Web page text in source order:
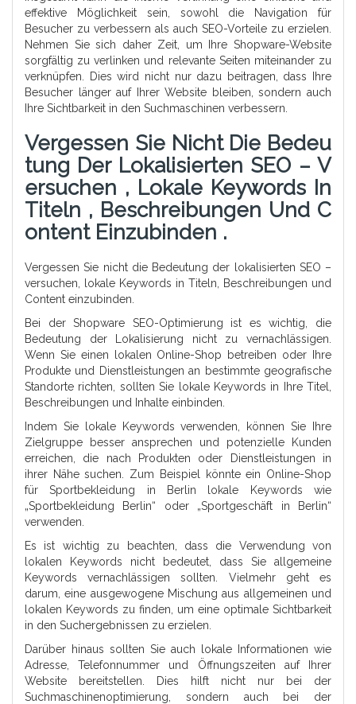
effektive Möglichkeit sein, sowohl die Navigation für
Besucher zu verbessern als auch SEO-Vorteile zu erzielen.
Nehmen Sie sich daher Zeit, um Ihre Shopware-Website
sorgfältig zu verlinken und relevante Seiten miteinander zu
verknüpfen. Dies wird nicht nur dazu beitragen, dass Ihre
Besucher länger auf Ihrer Website bleiben, sondern auch
Ihre Sichtbarkeit in den Suchmaschinen verbessern.
Vergessen Sie Nicht Die Bedeu
Tung Der Lokalisierten SEO – V
Ersuchen , Lokale Keywords In
Titeln , Beschreibungen Und C
Ontent Einzubinden .
Vergessen Sie nicht die Bedeutung der lokalisierten SEO –
versuchen, lokale Keywords in Titeln, Beschreibungen und
Content einzubinden.
Bei der Shopware SEO-Optimierung ist es wichtig, die
Bedeutung der Lokalisierung nicht zu vernachlässigen.
Wenn Sie einen lokalen Online-Shop betreiben oder Ihre
Produkte und Dienstleistungen an bestimmte geografische
Standorte richten, sollten Sie lokale Keywords in Ihre Titel,
Beschreibungen und Inhalte einbinden.
Indem Sie lokale Keywords verwenden, können Sie Ihre
Zielgruppe besser ansprechen und potenzielle Kunden
erreichen, die nach Produkten oder Dienstleistungen in
ihrer Nähe suchen. Zum Beispiel könnte ein Online-Shop
für Sportbekleidung in Berlin lokale Keywords wie
„Sportbekleidung Berlin“ oder „Sportgeschäft in Berlin“
verwenden.
Es ist wichtig zu beachten, dass die Verwendung von
lokalen Keywords nicht bedeutet, dass Sie allgemeine
Keywords vernachlässigen sollten. Vielmehr geht es
darum, eine ausgewogene Mischung aus allgemeinen und
lokalen Keywords zu finden, um eine optimale Sichtbarkeit
in den Suchergebnissen zu erzielen.
Darüber hinaus sollten Sie auch lokale Informationen wie
Adresse, Telefonnummer und Öffnungszeiten auf Ihrer
Website bereitstellen. Dies hilft nicht nur bei der
Suchmaschinenoptimierung, sondern auch bei der